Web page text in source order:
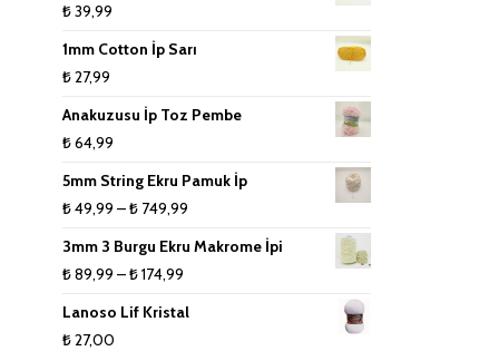
Tığlar ve Şişler
₺ 179,99
₺39,99
1mm Cotton İp Sarı
₺27,99
Anakuzusu İp Toz Pembe
₺64,99
5mm String Ekru Pamuk İp
₺49,99 –₺749,99Fiyat
₺ 749,99
3mm 3 Burgu Ekru Makrome İpi
₺89,99 –₺174,99Fiyat
Lanoso Lif Kristal
₺27,00